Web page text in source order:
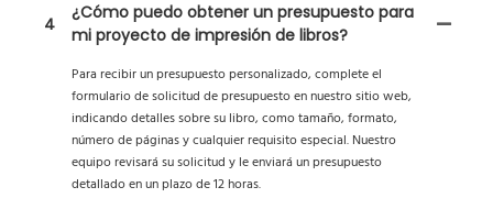
4
¿Cómo puedo obtener un presupuesto para
mi proyecto de impresión de libros?
Para recibir un presupuesto personalizado, complete el
formulario de solicitud de presupuesto en nuestro sitio web,
indicando detalles sobre su libro, como tamaño, formato,
número de páginas y cualquier requisito especial. Nuestro
equipo revisará su solicitud y le enviará un presupuesto
detallado en un plazo de 12 horas.